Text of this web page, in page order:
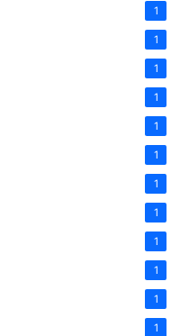
1
1
1
1
1
1
1
1
1
1
1
1